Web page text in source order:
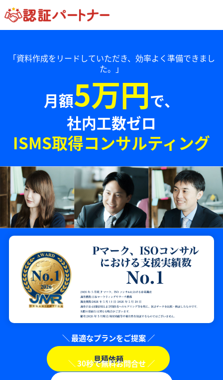
「資料作成をリードしていただき、効率よく準備できまし
た。」
月額5万円で、
社内工数ゼロ
ISMS取得コンサルティング
見積依頼